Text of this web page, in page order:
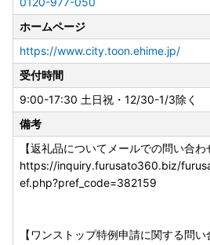
ホームページ
https://www.city.toon.ehime.jp/
受付時間
9:00-17:30 土日祝・12/30-1/3除く
備考
【返礼品についてメールでの問い合わ
https://inquiry.furusato360.biz/
ef.php?pref_code=382159
【ワンストップ特例申請に関する問い